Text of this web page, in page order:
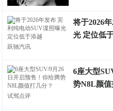
跃驰汽讯
将于2026
光 定位低
试驾点评
6座大型
势N8L颜值